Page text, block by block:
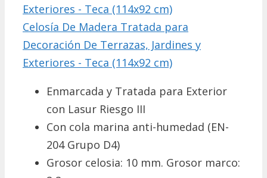
Celosía De Madera Tratada para
Decoración De Terrazas, Jardines y
Exteriores - Teca (114x92 cm)
Enmarcada y Tratada para Exterior
con Lasur Riesgo III
Con cola marina anti-humedad (EN-
204 Grupo D4)
Grosor celosia: 10 mm. Grosor marco: